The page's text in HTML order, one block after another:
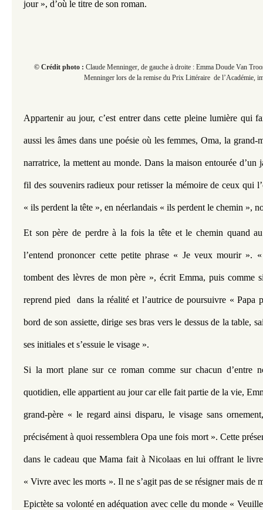
jour », d’où le titre de son roman.
© Crédit photo : Claude Menninger, de gauche à droite : Emma Doude Van
Menninger lors de la remise du Prix Littéraire de l’Académie,
Appartenir au jour, c’est entrer dans cette pleine lumière qui
aussi les âmes dans une poésie où les femmes, Oma, la grand-
narratrice, la mettent au monde. Dans la maison entourée d’un
fil des souvenirs radieux pour retisser la mémoire de ceux qui
« ils perdent la tête », en néerlandais « ils perdent le chemin »,
Et son père de perdre à la fois la tête et le chemin quand
l’entend prononcer cette petite phrase « Je veux mourir ».
tombent des lèvres de mon père », écrit Emma, puis comme
reprend pied  dans la réalité et l’autrice de poursuivre « Papa
bord de son assiette, dirige ses bras vers le dessus de la table,
ses initiales et s’essuie le visage ».
Si la mort plane sur ce roman comme sur chacun d’entre
quotidien, elle appartient au jour car elle fait partie de la vie,
grand-père « le regard ainsi disparu, le visage sans
précisément à quoi ressemblera Opa une fois mort ». Cette
dans le cadeau que Mama fait à Nicolaas en lui offrant le
« Vivre avec les morts ». Il ne s’agit pas de se résigner mais de
Epictète sa volonté en adéquation avec celle du monde «